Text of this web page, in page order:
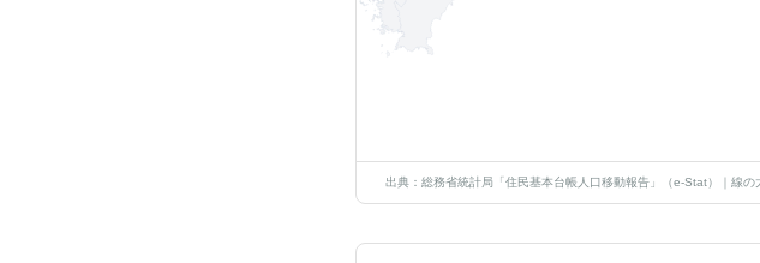
出典：総務省統計局「住民基本台帳人口移動報告」（e-Stat）｜線